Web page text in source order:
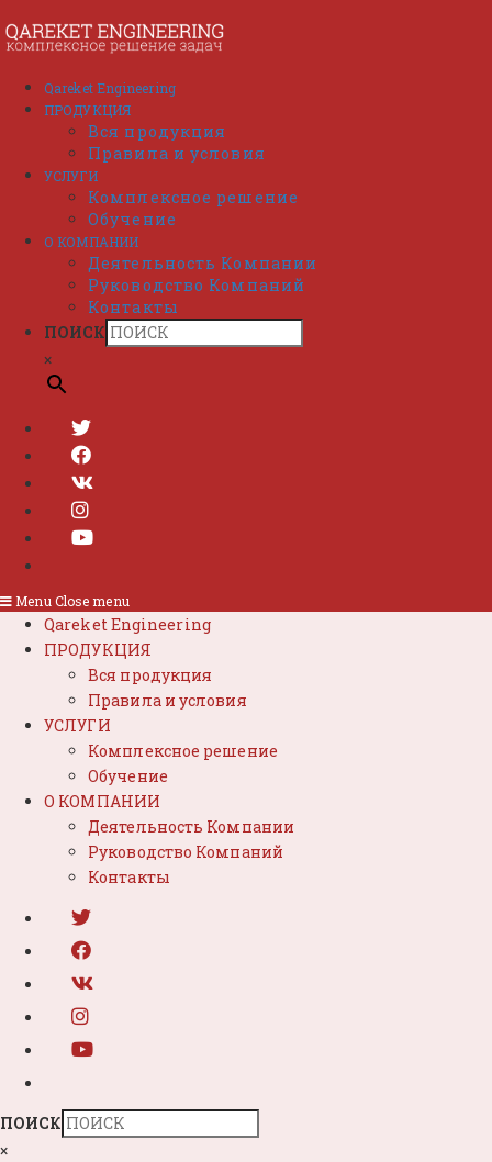
к
содержимому
Qareket Engineering
ПРОДУКЦИЯ
Вся продукция
Правила и условия
УСЛУГИ
Комплексное решение
Обучение
О КОМПАНИИ
Деятельность Компании
Руководство Компаний
Контакты
ПОИСК
×
Menu Close menu
Qareket Engineering
ПРОДУКЦИЯ
Вся продукция
Правила и условия
УСЛУГИ
Комплексное решение
Обучение
О КОМПАНИИ
Деятельность Компании
Руководство Компаний
Контакты
ПОИСК
×